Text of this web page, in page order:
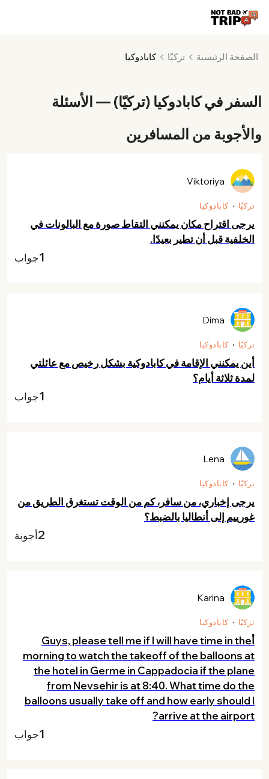
الصفحة الرئيسية تركيّا كابادوكيا
السفر في كابادوكيا (تركيّا) — الأسئلة
والأجوبة من المسافرين
تركيّا كابادوكيا
يرجى اقتراح مكان يمكنني التقاط صورة مع البالونات في
الخلفية قبل أن تطير بعيدًا.
Viktoriya
1جواب
تركيّا كابادوكيا
أين يمكنني الإقامة في كابادوكية بشكل رخيص مع عائلتي
لمدة ثلاثة أيام؟
Dima
1جواب
تركيّا كابادوكيا
يرجى إخباري، من سافر، كم من الوقت تستغرق الطريق من
غورييم إلى أنطاليا بالضبط؟
Lena
2أجوبة
تركيّا كابادوكيا
أGuys, please tell me if I will have time in the
morning to watch the takeoff of the balloons at
the hotel in Germe in Cappadocia if the plane
from Nevsehir is at 8:40. What time do the
balloons usually take off and how early should I
arrive at the airport?
Karina
1جواب